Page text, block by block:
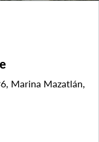
Marina Mazatlán,